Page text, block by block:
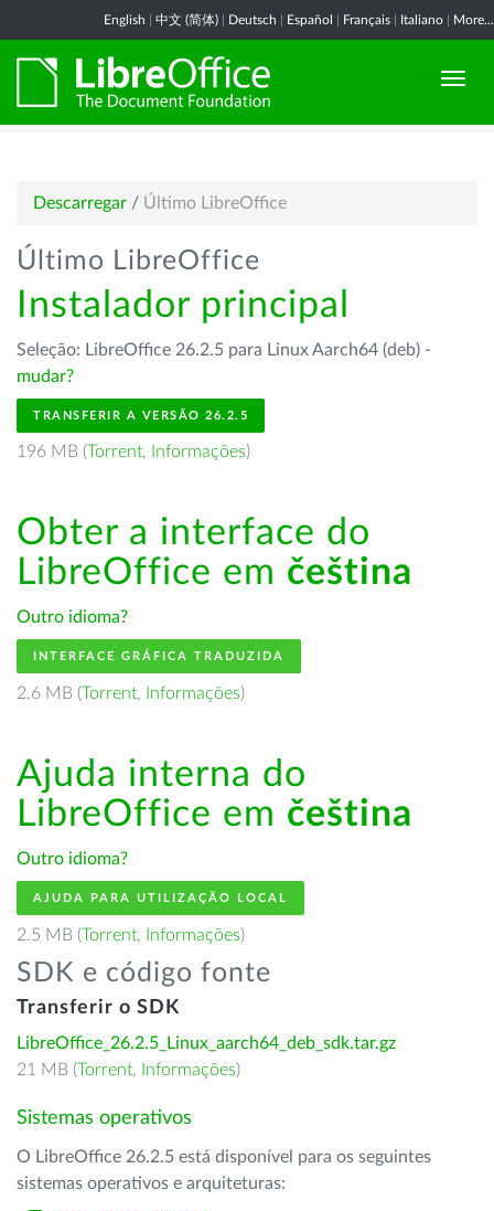
English 中文 (简体) Deutsch Español Français Italiano More...
Descarregar / Último LibreOffice
Último LibreOffice
Instalador principal
Seleção: LibreOffice 26.2.5 para Linux Aarch64 (deb) -
mudar?
TRANSFERIR A VERSÃO 26.2.5
196 MB (Torrent, Informações)
Obter a interface do
LibreOffice em čeština
Outro idioma?
INTERFACE GRÁFICA TRADUZIDA
2.6 MB (Torrent, Informações)
Ajuda interna do
LibreOffice em čeština
Outro idioma?
AJUDA PARA UTILIZAÇÃO LOCAL
2.5 MB (Torrent, Informações)
SDK e código fonte
Transferir o SDK
LibreOffice_26.2.5_Linux_aarch64_deb_sdk.tar.gz
21 MB (Torrent, Informações)
Sistemas operativos
O LibreOffice 26.2.5 está disponível para os seguintes
sistemas operativos e arquiteturas: